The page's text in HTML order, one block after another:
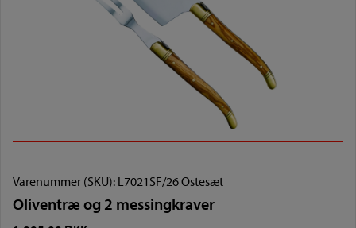
Varenummer (SKU): L7021SF/26 Ostesæt
Oliventræ og 2 messingkraver